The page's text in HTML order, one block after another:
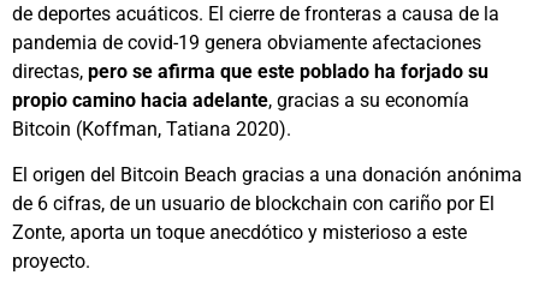
de deportes acuáticos. El cierre de fronteras a causa de la
pandemia de covid-19 genera obviamente afectaciones
directas, pero se afirma que este poblado ha forjado su
propio camino hacia adelante, gracias a su economía
Bitcoin (Koffman, Tatiana 2020).
El origen del Bitcoin Beach gracias a una donación anónima
de 6 cifras, de un usuario de blockchain con cariño por El
Zonte, aporta un toque anecdótico y misterioso a este
proyecto.